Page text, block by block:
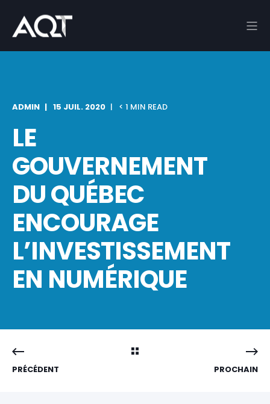
ADMIN 15 JUIL. 2020 < 1 MIN READ
LE
GOUVERNEMENT
DU QUÉBEC
ENCOURAGE
L’INVESTISSEMENT
EN NUMÉRIQUE
PRÉCÉDENT PROCHAIN